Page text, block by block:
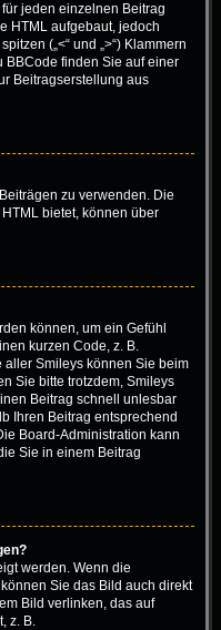
jeden einzelnen Beitrag
HTML aufgebaut, jedoch
(„<“ und „>“) Klammern
BBCode finden Sie auf einer
Beitragserstellung aus
zu verwenden. Die
bietet, können über
können, um ein Gefühl
kurzen Code, z. B.
aller Smileys können Sie beim
Sie bitte trotzdem, Smileys
Beitrag schnell unlesbar
Ihren Beitrag entsprechend
Board-Administration kann
Sie in einem Beitrag
werden. Wenn die
Sie das Bild auch direkt
Bild verlinken, das auf
z. B.